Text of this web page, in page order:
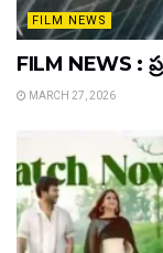
FILM NEWS
FILM NEWS :
MARCH 27, 2026